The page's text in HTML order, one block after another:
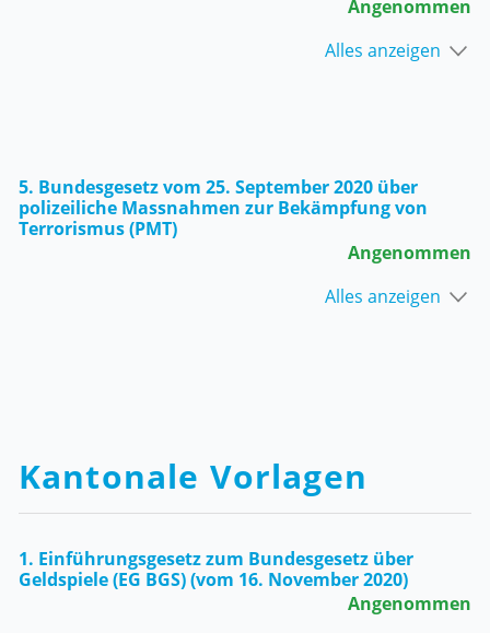
Angenommen
Alles anzeigen
5. Bundesgesetz vom 25. September 2020 über
polizeiliche Massnahmen zur Bekämpfung von
Terrorismus (PMT)
Angenommen
Alles anzeigen
Kantonale Vorlagen
1. Einführungsgesetz zum Bundesgesetz über
Geldspiele (EG BGS) (vom 16. November 2020)
Angenommen